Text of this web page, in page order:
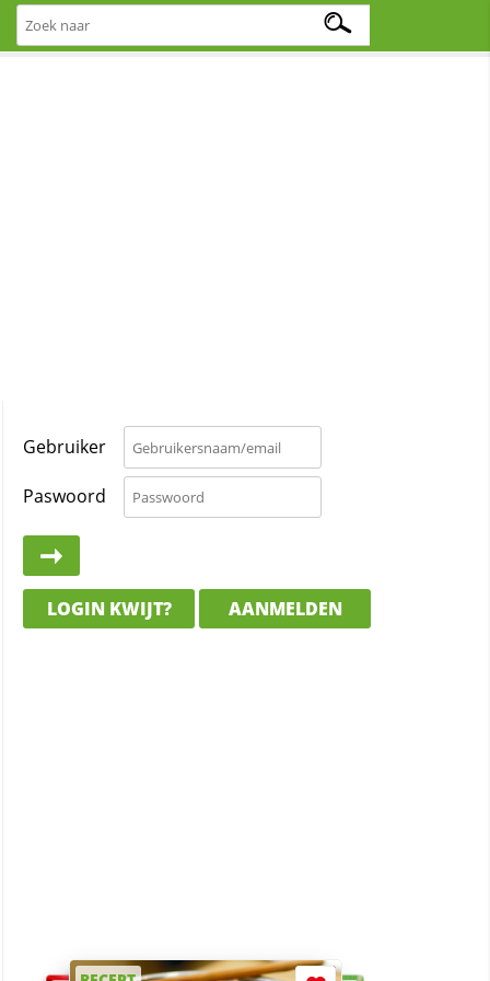
Gebruiker
Paswoord
LOGIN KWIJT? AANMELDEN